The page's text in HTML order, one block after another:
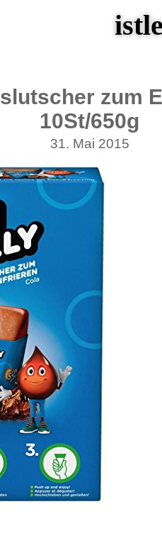
zum
10St/650g
31. Mai 2015